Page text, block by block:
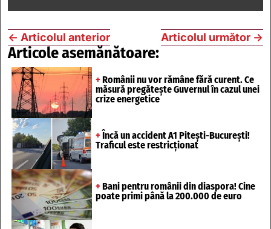
← Articolul anterior Articolul următor →
Articole asemănătoare:
+ Românii nu vor rămâne fără curent. Ce
măsură pregătește Guvernul în cazul unei
crize energetice
+ Încă un accident A1 Pitești-București!
Traficul este restricționat
+ Bani pentru românii din diaspora! Cine
poate primi până la 200.000 de euro